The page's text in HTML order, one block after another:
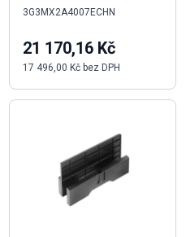
3G3MX2A4007ECHN
21 170,16 Kč
17 496,00 Kč bez DPH